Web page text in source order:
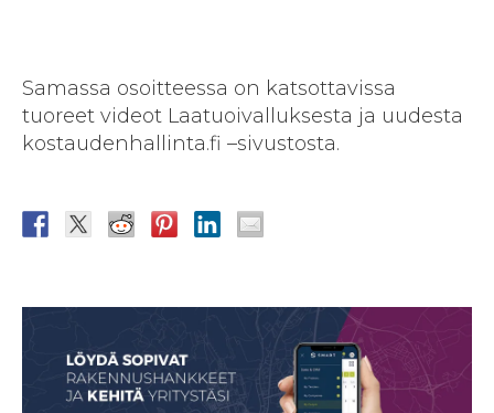
Samassa osoitteessa on katsottavissa
tuoreet videot Laatuoivalluksesta ja uudesta
kostaudenhallinta.fi –sivustosta.